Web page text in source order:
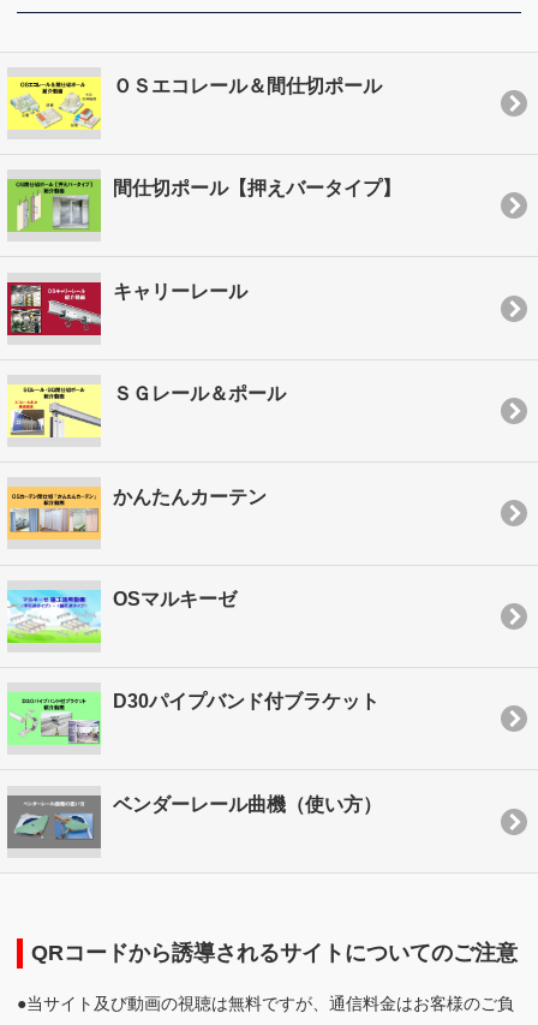
ＯＳエコレール＆間仕切ポール
間仕切ポール【押えバータイプ】
キャリーレール
ＳＧレール＆ポール
かんたんカーテン
OSマルキーゼ
D30パイプバンド付ブラケット
ベンダーレール曲機（使い方）
QRコードから誘導されるサイトについてのご注意
●当サイト及び動画の視聴は無料ですが、通信料金はお客様のご負